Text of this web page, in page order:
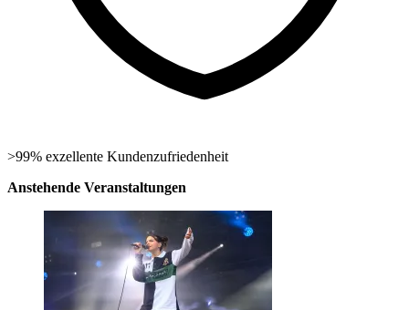
>99% exzellente Kundenzufriedenheit
Anstehende Veranstaltungen